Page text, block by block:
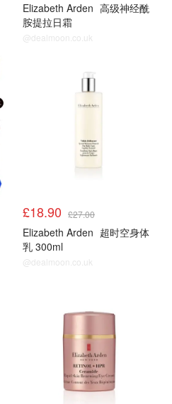
Elizabeth Arden 高级神经酰
胺提拉日霜
@dealmoon.co.uk
£18.90 £27.00
Elizabeth Arden 超时空身体
乳 300ml
@dealmoon.co.uk